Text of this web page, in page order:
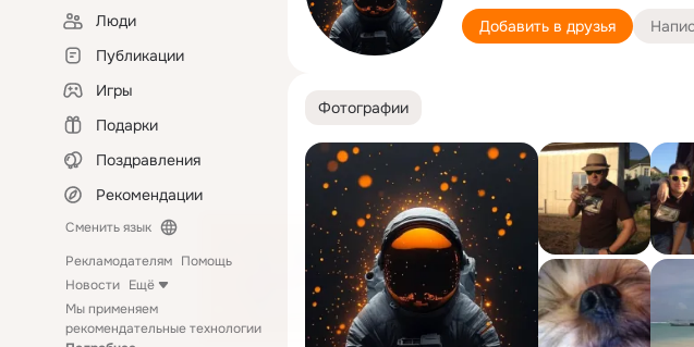
Люди
Публикации
Игры
Подарки
Поздравления
Рекомендации
Сменить язык
Рекламодателям Помощь
Новости Ещё
Мы применяем
рекомендательные технологии
Добавить в друзья
Фотографии